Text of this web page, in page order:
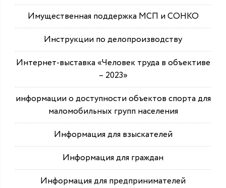
Имущественная поддержка МСП и СОНКО
Инструкции по делопроизводству
Интернет-выставка «Человек труда в объективе
– 2023»
информации о доступности объектов спорта для
маломобильных групп населения
Информация для взыскателей
Информация для граждан
Информация для предпринимателей